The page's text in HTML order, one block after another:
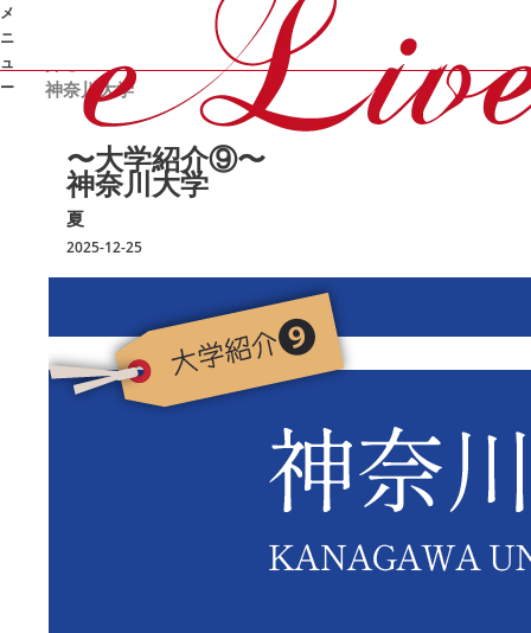
メ
ニ
ュ
ー
オンライン家庭教師e-Live 勉強コラム
〜大学紹
神奈川大学
〜大学紹介⑨〜
神奈川大学
夏
2025-12-25